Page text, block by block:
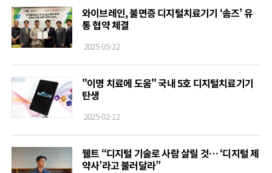
와이브레인, 불면증 디지털치료기기 ‘솜즈’ 유
통 협약 체결
2025-05-22
"이명 치료에 도움" 국내 5호 디지털치료기기
탄생
2025-02-12
웰트 “디지털 기술로 사람 살릴 것… ‘디지털 제
약사’라고 불러달라”